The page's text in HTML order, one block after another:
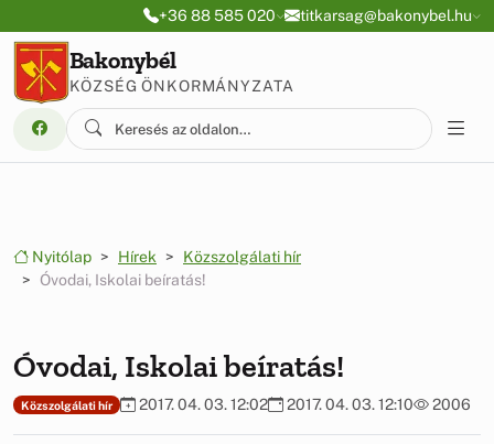
Ugrás a menüre
Ugrás a tartalomra+36 88 585 020 titkarsag@bakonybel.hu
Bakonybél
KÖZSÉG ÖNKORMÁNYZATA
Nyitólap Hírek
Közszolgálati hír
Óvodai, Iskolai beíratás!
Óvodai, Iskolai beíratás!
Közszolgálati hír 2017. 04. 03. 12:02 2017. 04. 03. 12:10 2006